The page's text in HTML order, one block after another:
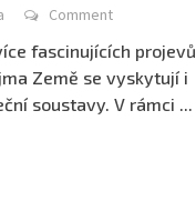
Comment
fascinujících projevů
Země se vyskytují i
soustavy. V rámci ...